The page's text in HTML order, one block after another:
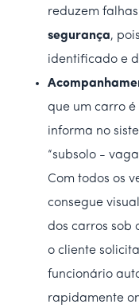
reduzem
segurança,
identificado e
que um carro
informa no
“subsolo -
Com todos os
consegue
dos carros sob
o cliente
funcionário
rapidamente